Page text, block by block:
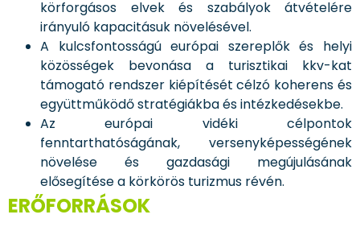
körforgásos elvek és szabályok átvételére
irányuló kapacitásuk növelésével.
A kulcsfontosságú európai szereplők és helyi
közösségek bevonása a turisztikai kkv-kat
támogató rendszer kiépítését célzó koherens és
együttműködő stratégiákba és intézkedésekbe.
Az európai vidéki célpontok
fenntarthatóságának, versenyképességének
növelése és gazdasági megújulásának
elősegítése a körkörös turizmus révén.
ERŐFORRÁSOK